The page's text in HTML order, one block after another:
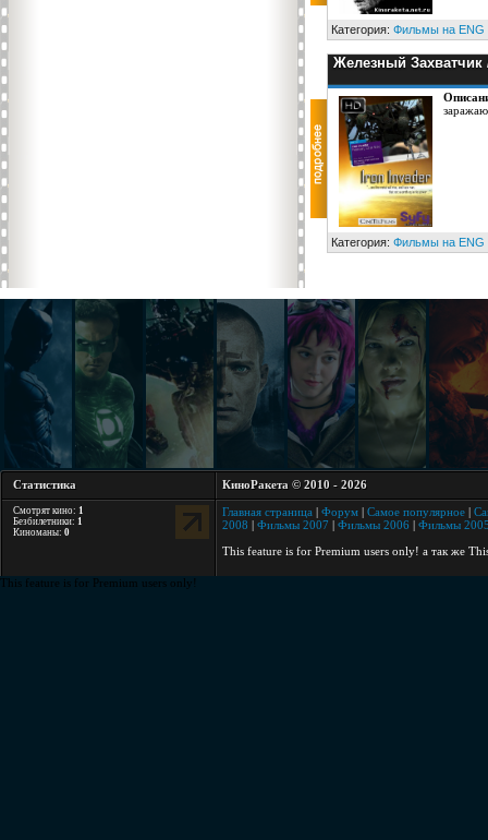
Категория: Фильмы на ENG
Железный Захватчик
Категория: Фильмы на ENG
Статистика КиноРакета © 2010 - 2026
Смотрят кино: 1
Безбилетники: 1
Киноманы: 0
Главная страница | Форум | Самое популярное |
2008 | Фильмы 2007 | Фильмы 2006 | Фильмы
This feature is for Premium users only! а так же
This feature is for Premium users only!